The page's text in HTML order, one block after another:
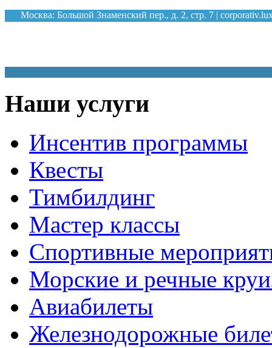
Москва: Большой Знаменский пер., д. 2, стр. 7 |
Наши услуги
Инсентив программы
Квесты
Тимбилдинг
Мастер классы
Спортивные
Морские и речные
Авиабилеты
Железнодорожные